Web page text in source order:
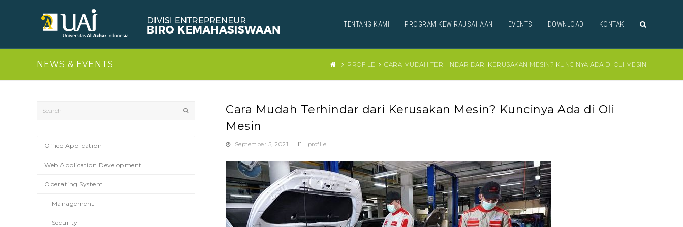
TENTANG KAMI PROGRAM KEWIRAUSAHAAN EVENTS DOWNLOAD KONTAK
NEWS & EVENTS PROFILE CARA MUDAH TERHINDAR DARI KERUSAKAN MESIN? KUNCINYA ADA DI OLI MESIN
Cara Mudah Terhindar dari Kerusakan Mesin? Kuncinya Ada di Oli
Mesin
September 5, 2021 profile
Office Application
Web Application Development
Operating System
IT Management
IT Security